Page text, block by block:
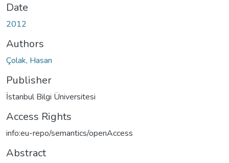
Date
2012
Authors
Çolak, Hasan
Publisher
İstanbul Bilgi Üniversitesi
Access Rights
info:eu-repo/semantics/openAccess
Abstract